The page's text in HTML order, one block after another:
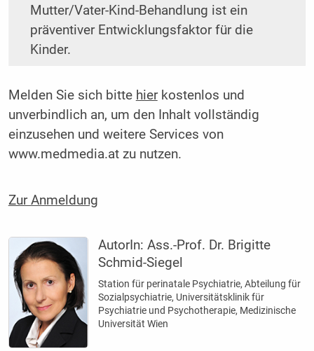
Mutter/Vater-Kind-Behandlung ist ein
präventiver Entwicklungsfaktor für die
Kinder.
Melden Sie sich bitte hierkostenlos und
unverbindlich an, um den Inhalt vollständig
einzusehen und weitere Services von
www.medmedia.at zu nutzen.
Zur Anmeldung
AutorIn:Ass.-Prof. Dr. Brigitte
Schmid-Siegel
Station für perinatale Psychiatrie, Abteilung für
Sozialpsychiatrie, Universitätsklinik für
Psychiatrie und Psychotherapie, Medizinische
Universität Wien